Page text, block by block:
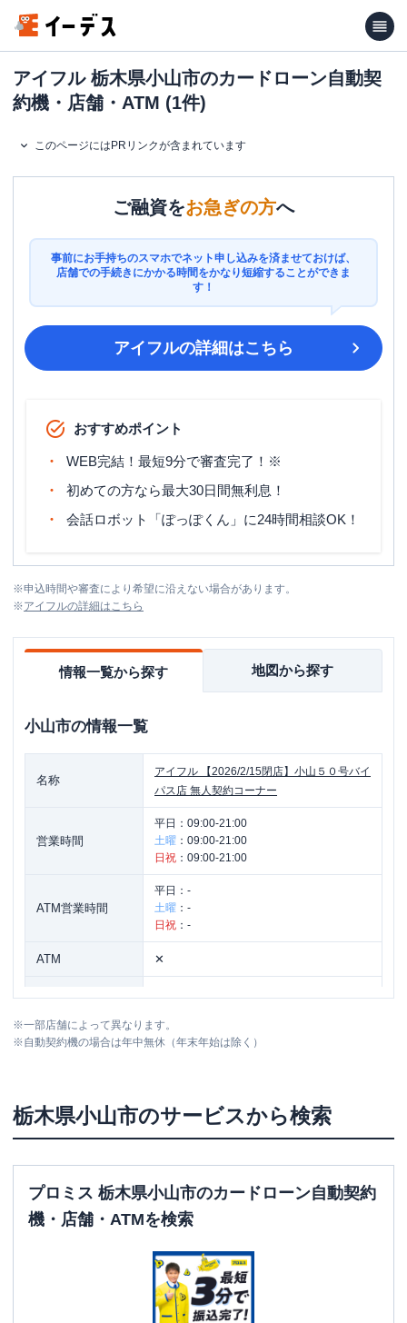
アイフル 栃木県小山市のカードローン自動契
約機・店舗・ATM (1件)
このページにはPRリンクが含まれています
ご融資をお急ぎの方へ
事前にお手持ちのスマホでネット申し込みを済ませておけば、
店舗での手続きにかかる時間をかなり短縮することができま
す！
アイフルの詳細はこちら
おすすめポイント
WEB完結！最短9分で審査完了！※
初めての方なら最大30日間無利息！
会話ロボット「ぽっぽくん」に24時間相談OK！
※申込時間や審査により希望に沿えない場合があります。
※アイフルの詳細はこちら
情報一覧から探す 地図から探す
小山市の情報一覧
名称
アイフル
【2026/2/15閉店】小山５０号バイ
パス店 無人契約コーナー
営業時間
平日： 09:00-21:00
土曜 ： 09:00-21:00
日祝 ： 09:00-21:00
ATM営業時間
平日： -
土曜 ： -
日祝 ： -
ATM ✕
住所
栃木県小山市東城南１丁目１－３ シャ
トレ海老沼１Ｆ ２号室
※一部店舗によって異なります。
※自動契約機の場合は年中無休（年末年始は除く）
栃木県小山市のサービスから検索
プロミス 栃木県小山市のカードローン自動契約
機・店舗・ATMを検索